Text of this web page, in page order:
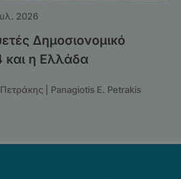
2026
Δημοσιονομικό
και η Ελλάδα
| Panagiotis E. Petrakis